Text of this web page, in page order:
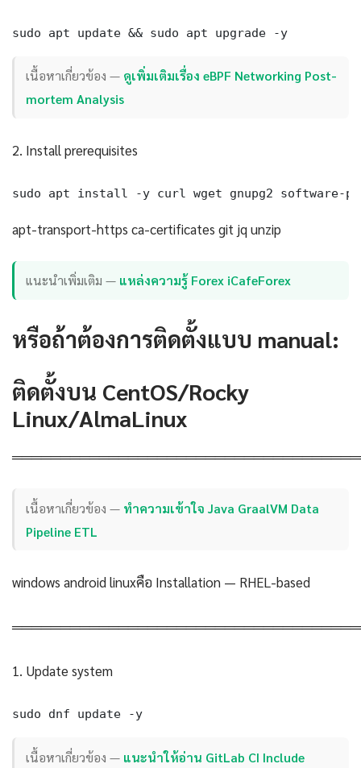
sudo apt update && sudo apt upgrade -y
เนื้อหาเกี่ยวข้อง — ดูเพิ่มเติมเรื่อง eBPF Networking Post-
mortem Analysis
2. Install prerequisites
sudo apt install -y curl wget gnupg2 software-
apt-transport-https ca-certificates git jq unzip
แนะนำเพิ่มเติม — แหล่งความรู้ Forex iCafeForex
หรือถ้าต้องการติดตั้งแบบ manual:
ติดตั้งบน CentOS/Rocky
Linux/AlmaLinux
เนื้อหาเกี่ยวข้อง — ทำความเข้าใจ Java GraalVM Data
Pipeline ETL
windows android linuxคือ Installation — RHEL-based
1. Update system
sudo dnf update -y
เนื้อหาเกี่ยวข้อง — แนะนำให้อ่าน GitLab CI Include